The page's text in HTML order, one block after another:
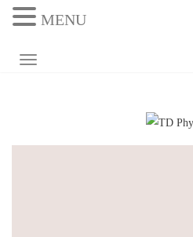
NAVIGATION UMSCHALTEN
MENU